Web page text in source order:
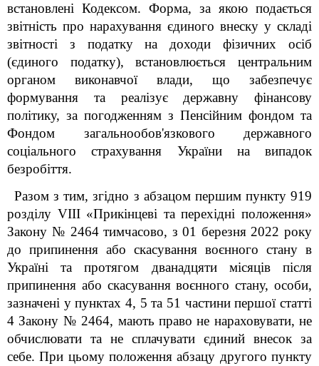
встановлені Кодексом. Форма, за якою подається
звітність про нарахування єдиного внеску у складі
звітності з податку на доходи фізичних осіб
(єдиного податку), встановлюється центральним
органом виконавчої влади, що забезпечує
формування та реалізує державну фінансову
політику, за погодженням з Пенсійним фондом та
Фондом загальнообов'язкового державного
соціального страхування України на випадок
безробіття.
Разом з тим, згідно з абзацом першим пункту 919
розділу VIII «Прикінцеві та перехідні положення»
Закону № 2464 тимчасово, з 01 березня 2022 року
до припинення або скасування воєнного стану в
Україні та протягом дванадцяти місяців після
припинення або скасування воєнного стану, особи,
зазначені у пунктах 4, 5 та 51 частини першої статті
4 Закону № 2464, мають право не нараховувати, не
обчислювати та не сплачувати єдиний внесок за
себе. При цьому положення абзацу другого пункту